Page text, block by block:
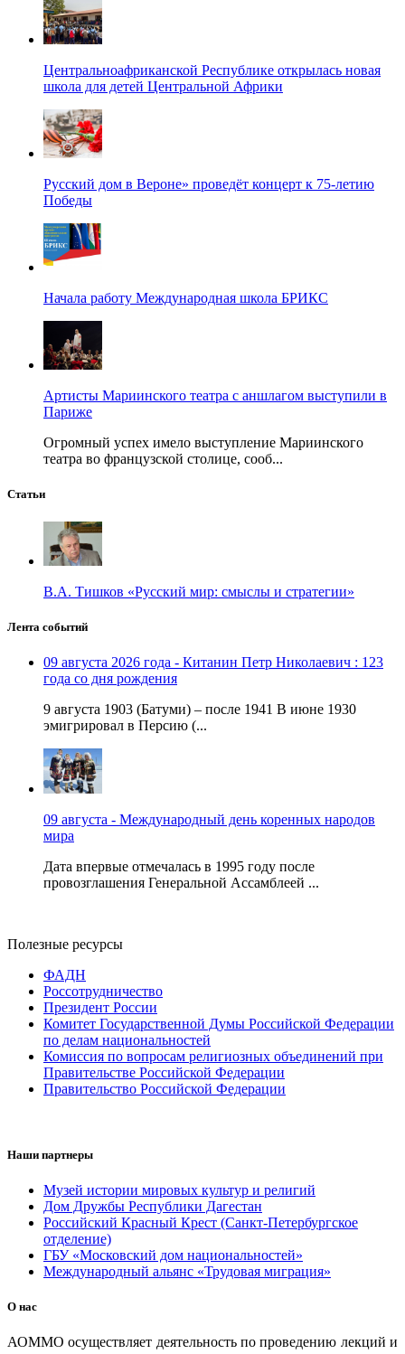
Центральноафриканской Республике открылась новая
школа для детей Центральной Африки
Русский дом в Вероне» проведёт концерт к 75-летию
Победы
Начала работу Международная школа БРИКС
Артисты Мариинского театра с аншлагом выступили в
Париже
Огромный успех имело выступление Мариинского
театра во французской столице, сооб...
Статьи
В.А. Тишков «Русский мир: смыслы и стратегии»
Лента событий
09 августа 2026 года - Китанин Петр Николаевич : 123
года со дня рождения
9 августа 1903 (Батуми) – после 1941 В июне 1930
эмигрировал в Персию (...
09 августа - Международный день коренных народов
мира
Дата впервые отмечалась в 1995 году после
провозглашения Генеральной Ассамблеей ...
Полезные ресурсы
ФАДН
Россотрудничество
Президент России
Комитет Государственной Думы Российской Федерации
по делам национальностей
Комиссия по вопросам религиозных объединений при
Правительстве Российской Федерации
Правительство Российской Федерации
Наши партнеры
Музей истории мировых культур и религий
Дом Дружбы Республики Дагестан
Российский Красный Крест (Санкт-Петербургское
отделение)
ГБУ «Московский дом национальностей»
Международный альянс «Трудовая миграция»
О нас
АОММО осуществляет деятельность по проведению лекций и